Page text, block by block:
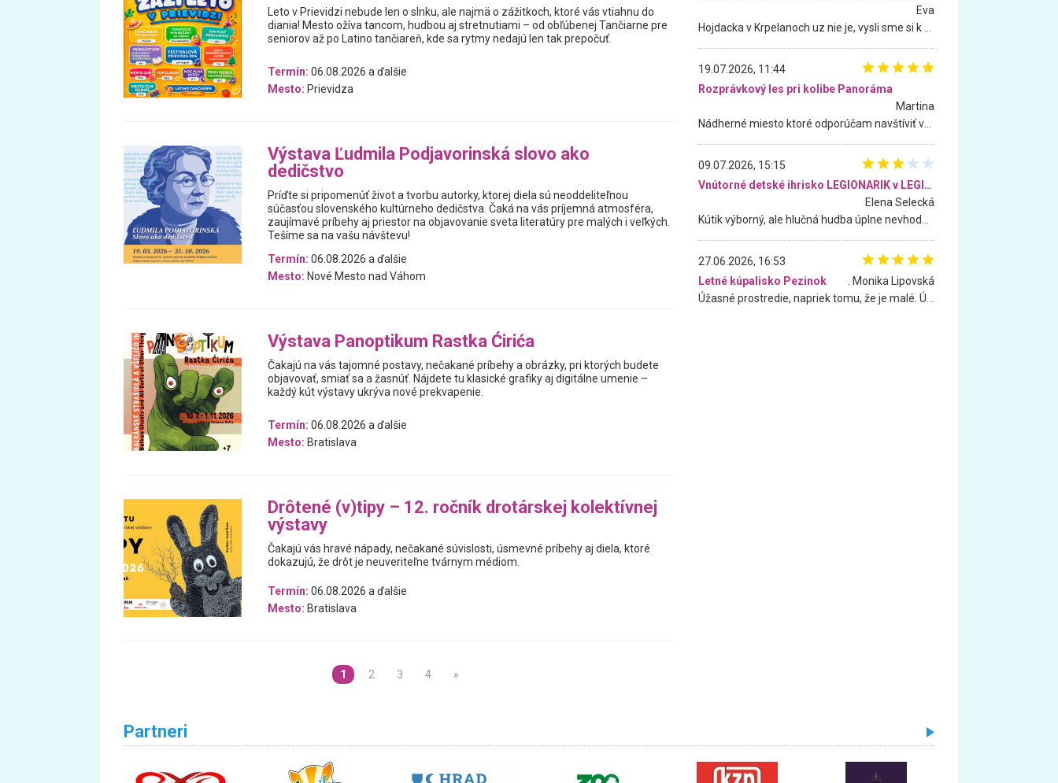
Leto v Prievidzi nebude len o slnku, ale najmä o zážitkoch, ktoré vás vtiahnu do
diania! Mesto ožíva tancom, hudbou aj stretnutiami – od obľúbenej Tančiarne pre
seniorov až po Latino tančiareň, kde sa rytmy nedajú len tak prepočuť.
Termín: 06.08.2026 a ďalšie
Mesto: Prievidza
Výstava Ľudmila Podjavorinská slovo ako
dedičstvo
Príďte si pripomenúť život a tvorbu autorky, ktorej diela sú neoddeliteľnou
súčasťou slovenského kultúrneho dedičstva. Čaká na vás príjemná atmosféra,
zaujímavé príbehy aj priestor na objavovanie sveta literatúry pre malých i veľkých.
Tešíme sa na vašu návštevu!
Termín: 06.08.2026 a ďalšie
Mesto: Nové Mesto nad Váhom
Výstava Panoptikum Rastka Ćirića
Čakajú na vás tajomné postavy, nečakané príbehy a obrázky, pri ktorých budete
objavovať, smiať sa a žasnúť. Nájdete tu klasické grafiky aj digitálne umenie –
každý kút výstavy ukrýva nové prekvapenie.
Termín: 06.08.2026 a ďalšie
Mesto: Bratislava
Drôtené (v)tipy – 12. ročník drotárskej kolektívnej
výstavy
Čakajú vás hravé nápady, nečakané súvislosti, úsmevné príbehy aj diela, ktoré
dokazujú, že drôt je neuveriteľne tvárnym médiom.
Termín: 06.08.2026 a ďalšie
Mesto: Bratislava
1 2 3 4 »
Eva
19.07.2026, 11:44
Rozprávkový les pri kolibe Panoráma
Martina
09.07.2026, 15:15
Vnútorné detské ihrisko LEGIONARIK v LEGIA Fitness
Elena Selecká
27.06.2026, 16:53
Letné kúpalisko Pezinok
. Monika Lipovská
Partneri